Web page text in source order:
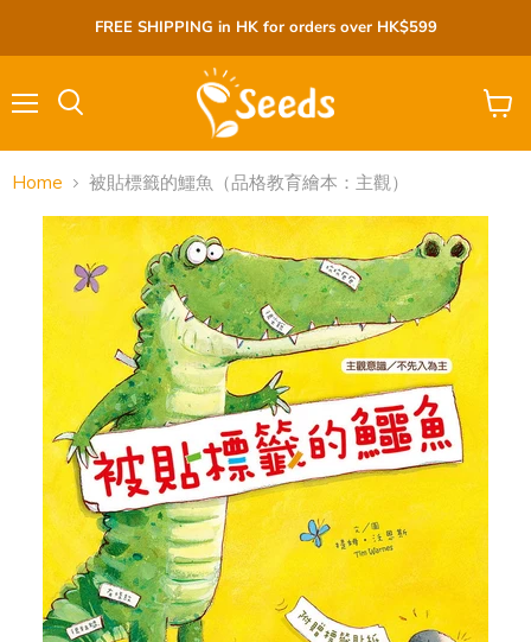
FREE SHIPPING in HK for orders over HK$599
View
Home 被貼標籤的鱷魚（品格教育繪本：主觀）